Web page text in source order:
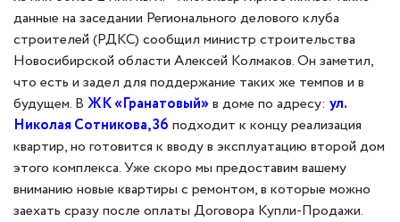
данные на заседании Регионального делового клуба
строителей (РДКС) сообщил министр строительства
Новосибирской области Алексей Колмаков. Он заметил,
что есть и задел для поддержание таких же темпов и в
будущем. В ЖК «Гранатовый»в доме по адресу: ул.
Николая Сотникова, 36 подходит к концу реализация
квартир, но готовится к вводу в эксплуатацию второй дом
этого комплекса. Уже скоро мы предоставим вашему
вниманию новые квартиры с ремонтом, в которые можно
заехать сразу после оплаты Договора Купли-Продажи.